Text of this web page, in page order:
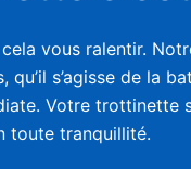
vous ralentir.
s’agisse de la
Votre
toute tranquillité.